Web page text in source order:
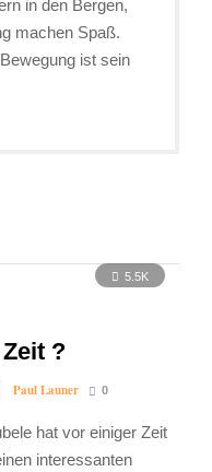
in den Bergen,
machen Spaß.
ist sein
5.5K
?
Paul Launer 0
hat vor einiger Zeit
interessanten